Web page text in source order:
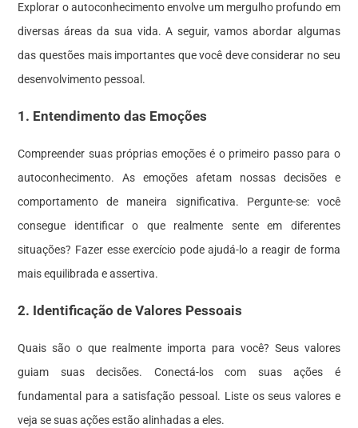
Explorar o autoconhecimento envolve um mergulho profundo em
diversas áreas da sua vida. A seguir, vamos abordar algumas
das questões mais importantes que você deve considerar no seu
desenvolvimento pessoal.
1. Entendimento das Emoções
Compreender suas próprias emoções é o primeiro passo para o
autoconhecimento. As emoções afetam nossas decisões e
comportamento de maneira significativa. Pergunte-se: você
consegue identificar o que realmente sente em diferentes
situações? Fazer esse exercício pode ajudá-lo a reagir de forma
mais equilibrada e assertiva.
2. Identificação de Valores Pessoais
Quais são o que realmente importa para você? Seus valores
guiam suas decisões. Conectá-los com suas ações é
fundamental para a satisfação pessoal. Liste os seus valores e
veja se suas ações estão alinhadas a eles.